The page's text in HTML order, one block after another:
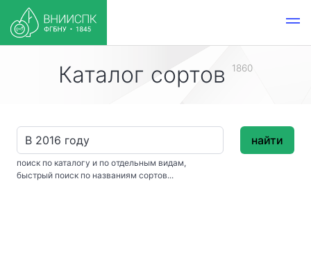
Каталог сортов 1860
поиск по каталогу и по отдельным видам,
быстрый поиск по названиям сортов...
найти